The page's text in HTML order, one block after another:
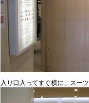
入り口入ってすぐ横に、スー